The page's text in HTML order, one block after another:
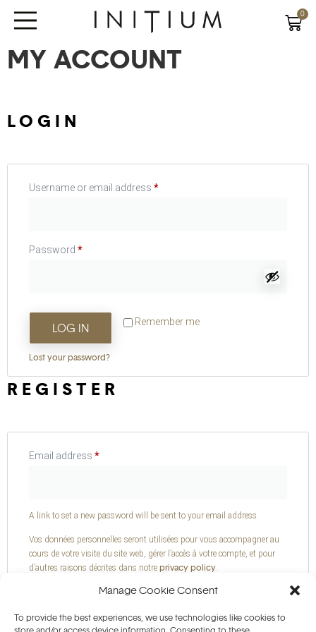
Manage Cookie Consent
To provide the best experiences, we use technologies like cookies to
0
MY ACCOUNT
LOGIN
Username or email address *
Password *
Remember me
LOG IN
Lost your password?
REGISTER
Email address *
A link to set a new password will be sent to your email address.
Vos données personnelles seront utilisées pour vous accompagner au
cours de votre visite du site web, gérer l’accès à votre compte, et pour
d’autres raisons décrites dans notre privacy policy.